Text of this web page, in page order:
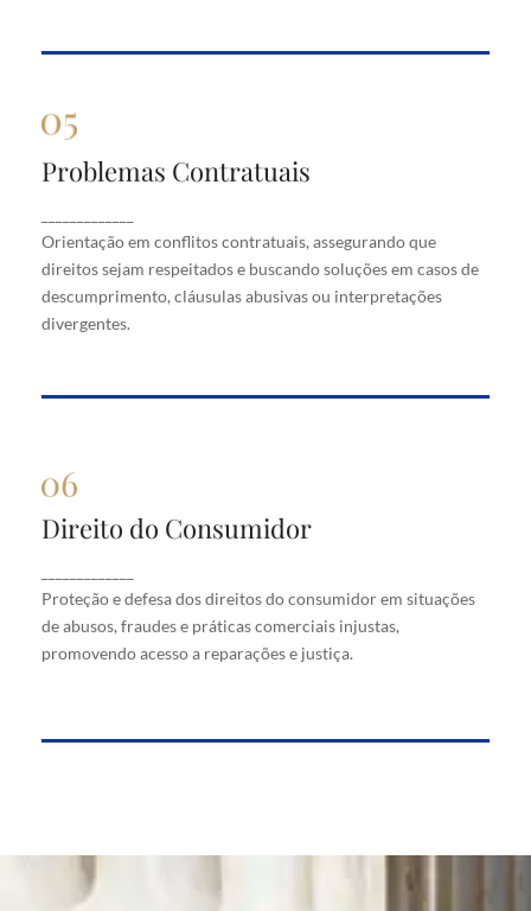
Problemas Contratuais
Orientação em conflitos contratuais, assegurando que
direitos sejam respeitados e buscando soluções em casos de
descumprimento, cláusulas abusivas ou interpretações
divergentes.
Problemas Contratuais
que direitos sejam respeitados e buscando soluções
em casos de descumprimento, cláusulas abusivas
ou interpretações divergentes.
Direito do Consumidor
Proteção e defesa dos direitos do consumidor em situações
de abusos, fraudes e práticas comerciais injustas,
promovendo acesso a reparações e justiça.
Direito do Consumidor
situações de abusos, fraudes e práticas comerciais
injustas, promovendo acesso a reparações e justiça.